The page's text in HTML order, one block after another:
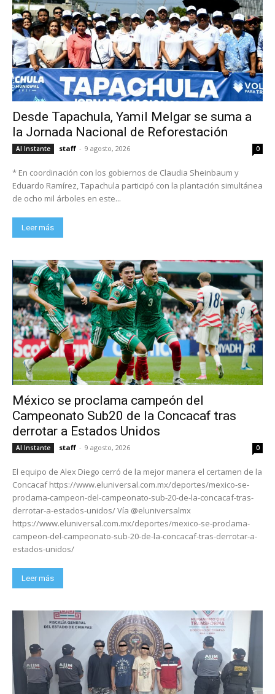
Desde Tapachula, Yamil Melgar se suma a
la Jornada Nacional de Reforestación
Al Instante staff - 9 agosto, 2026 0
* En coordinación con los gobiernos de Claudia Sheinbaum y
Eduardo Ramírez, Tapachula participó con la plantación simultánea
de ocho mil árboles en este...
Leer más
México se proclama campeón del
Campeonato Sub20 de la Concacaf tras
derrotar a Estados Unidos
Al Instante staff - 9 agosto, 2026 0
El equipo de Alex Diego cerró de la mejor manera el certamen de la
Concacaf https://www.eluniversal.com.mx/deportes/mexico-se-
proclama-campeon-del-campeonato-sub-20-de-la-concacaf-tras-
derrotar-a-estados-unidos/ Vía @eluniversalmx
https://www.eluniversal.com.mx/deportes/mexico-se-proclama-
campeon-del-campeonato-sub-20-de-la-concacaf-tras-derrotar-a-
estados-unidos/
Leer más